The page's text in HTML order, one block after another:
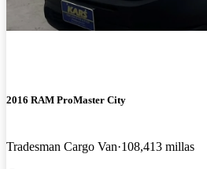
2016 RAM ProMaster City
Tradesman Cargo Van 108,413 millas